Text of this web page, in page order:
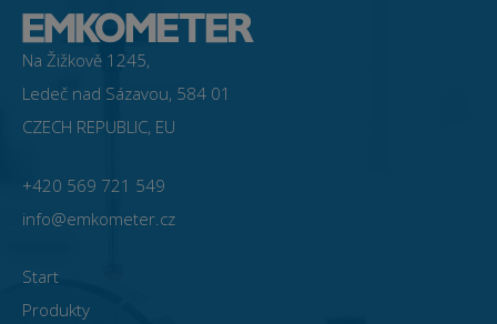
Na Žižkově 1245,
Ledeč nad Sázavou, 584 01
CZECH REPUBLIC, EU
+420 569 721 549
info@emkometer.cz
Start
Produkty